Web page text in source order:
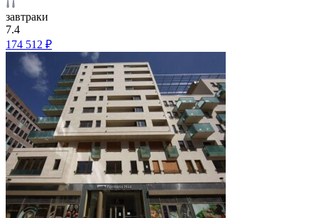
завтраки
7.4
174 512 ₽